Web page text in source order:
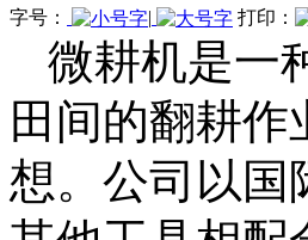
字号： | 打印：
微耕机是一
田间的翻耕
想。公司以国